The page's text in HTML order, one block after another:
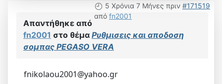
5 Χρόνια 7 Μήνες πριν #171519
από fn2001
Απαντήθηκε από
fn2001 στο θέμα Ρυθμισεις και αποδοση
σομπας PEGASO VERA
fnikolaou2001@yahoo.gr